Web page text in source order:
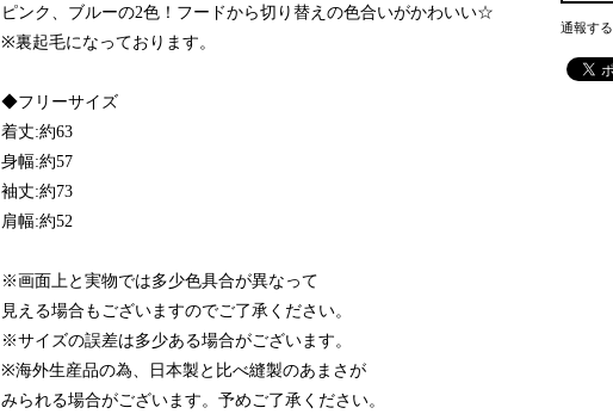
ピンク、ブルーの2色！フードから切り替えの色合いがかわいい☆
※裏起毛になっております。
◆フリーサイズ
着丈:約63
身幅:約57
袖丈:約73
肩幅:約52
※画面上と実物では多少色具合が異なって
見える場合もございますのでご了承ください。
※サイズの誤差は多少ある場合がございます。
※海外生産品の為、日本製と比べ縫製のあまさが
みられる場合がございます。予めご了承ください。
通報する